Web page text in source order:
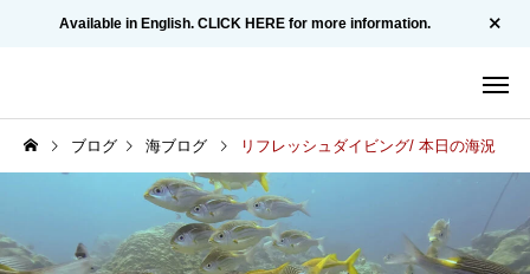
Available in English. CLICK HERE for more information.
ブログ 海ブログ リフレッシュダイビング/ 本日の海況